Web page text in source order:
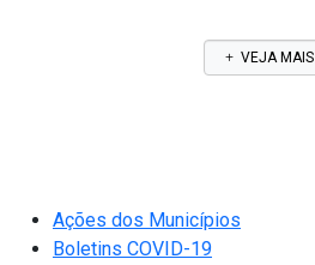
VEJA MAIS
Ações dos Municípios
Boletins COVID-19